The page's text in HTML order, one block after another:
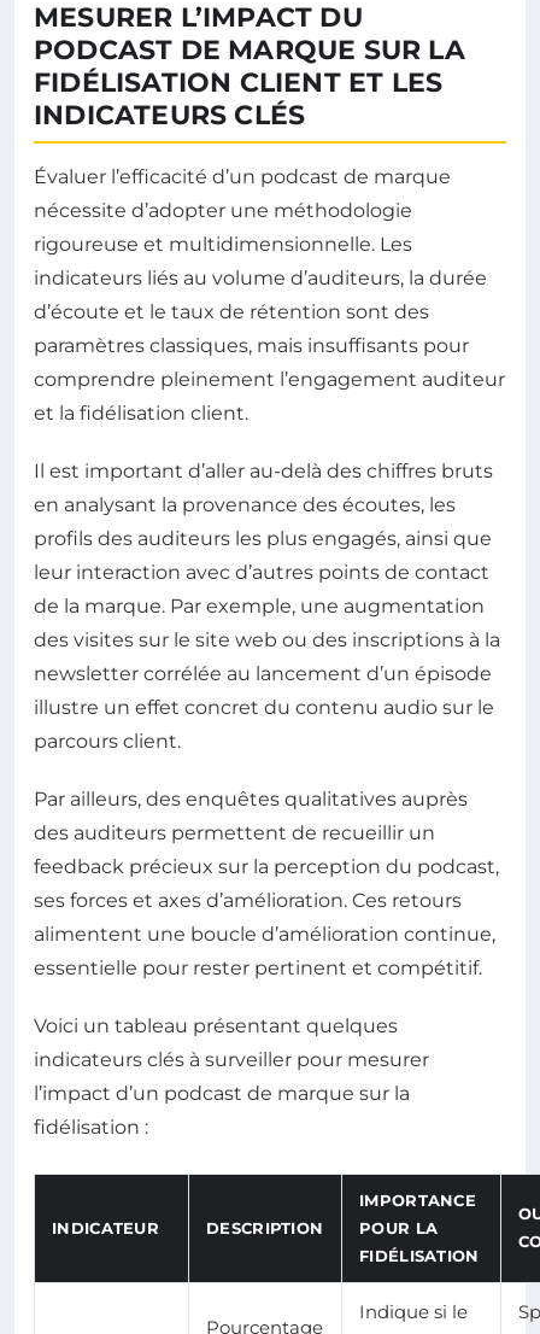
MESURER L’IMPACT DU
PODCAST DE MARQUE SUR LA
FIDÉLISATION CLIENT ET LES
INDICATEURS CLÉS
Évaluer l’efficacité d’un podcast de marque
nécessite d’adopter une méthodologie
rigoureuse et multidimensionnelle. Les
indicateurs liés au volume d’auditeurs, la durée
d’écoute et le taux de rétention sont des
paramètres classiques, mais insuffisants pour
comprendre pleinement l’engagement auditeur
et la fidélisation client.
Il est important d’aller au-delà des chiffres bruts
en analysant la provenance des écoutes, les
profils des auditeurs les plus engagés, ainsi que
leur interaction avec d’autres points de contact
de la marque. Par exemple, une augmentation
des visites sur le site web ou des inscriptions à la
newsletter corrélée au lancement d’un épisode
illustre un effet concret du contenu audio sur le
parcours client.
Par ailleurs, des enquêtes qualitatives auprès
des auditeurs permettent de recueillir un
feedback précieux sur la perception du podcast,
ses forces et axes d’amélioration. Ces retours
alimentent une boucle d’amélioration continue,
essentielle pour rester pertinent et compétitif.
Voici un tableau présentant quelques
indicateurs clés à surveiller pour mesurer
l’impact d’un podcast de marque sur la
fidélisation :
INDICATEUR DESCRIPTION
IMPORTANCE
POUR LA
FIDÉLISATION
Pourcentage
Indique si le